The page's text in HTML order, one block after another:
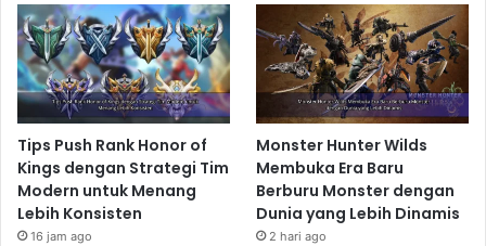
Tips Push Rank Honor of
Kings dengan Strategi Tim
Modern untuk Menang
Lebih Konsisten
16 jam ago
Monster Hunter Wilds
Membuka Era Baru
Berburu Monster dengan
Dunia yang Lebih Dinamis
2 hari ago